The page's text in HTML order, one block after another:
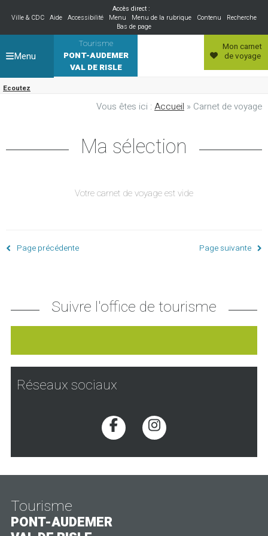
Accès direct :
Ville & CDC Aide Accessibilité Menu Menu de la rubrique Contenu
Recherche
Bas de page
Tourisme
PONT-AUDEMER
VAL DE RISLE
Ecoutez
Mon carnet
de voyage
Menu
Vous êtes ici : Accueil » Carnet de voyage
Ma sélection
Votre carnet de voyage est vide
Page précédente Page suivante
Suivre l'office de tourisme
Réseaux sociaux
Voir la page Facebook
Voir la page
Tourisme
PONT-AUDEMER